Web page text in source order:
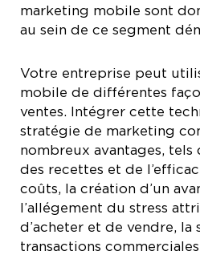
marketing mobile sont
au sein de ce segment
Votre entreprise peut
mobile de différentes
ventes. Intégrer cette
stratégie de marketing
nombreux avantages, tels
des recettes et de
coûts, la création d’un
l’allégement du stress
d’acheter et de vendre, la
transactions